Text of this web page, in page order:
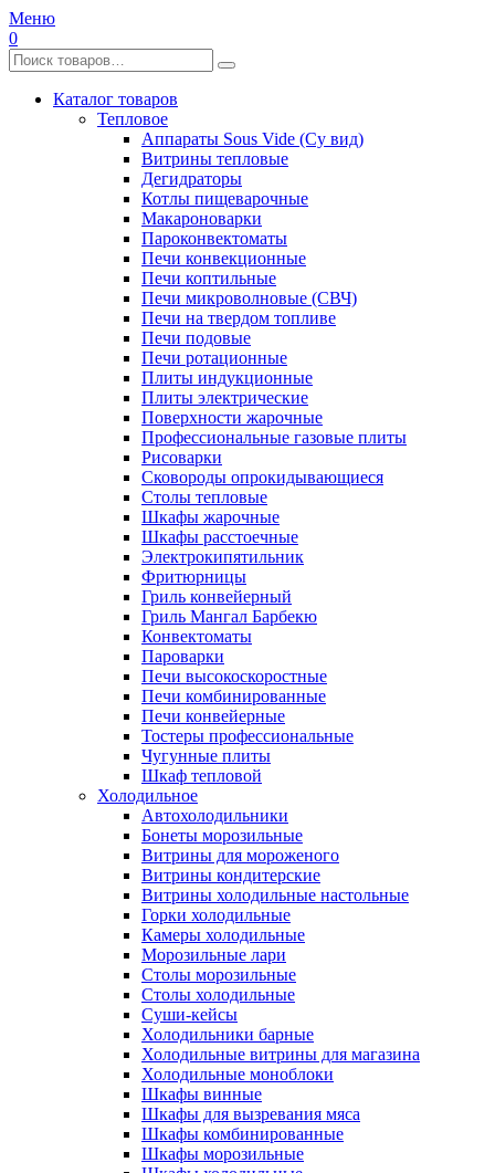
Меню
0
Каталог товаров
Тепловое
Аппараты Sous Vide (Су вид)
Витрины тепловые
Дегидраторы
Котлы пищеварочные
Макароноварки
Пароконвектоматы
Печи конвекционные
Печи коптильные
Печи микроволновые (СВЧ)
Печи на твердом топливе
Печи подовые
Печи ротационные
Плиты индукционные
Плиты электрические
Поверхности жарочные
Профессиональные газовые плиты
Рисоварки
Сковороды опрокидывающиеся
Столы тепловые
Шкафы жарочные
Шкафы расстоечные
Электрокипятильник
Фритюрницы
Гриль конвейерный
Гриль Мангал Барбекю
Конвектоматы
Пароварки
Печи высокоскоростные
Печи комбинированные
Печи конвейерные
Тостеры профессиональные
Чугунные плиты
Шкаф тепловой
Холодильное
Автохолодильники
Бонеты морозильные
Витрины для мороженого
Витрины кондитерские
Витрины холодильные настольные
Горки холодильные
Камеры холодильные
Морозильные лари
Столы морозильные
Столы холодильные
Суши-кейсы
Холодильники барные
Холодильные витрины для магазина
Холодильные моноблоки
Шкафы винные
Шкафы для вызревания мяса
Шкафы комбинированные
Шкафы морозильные